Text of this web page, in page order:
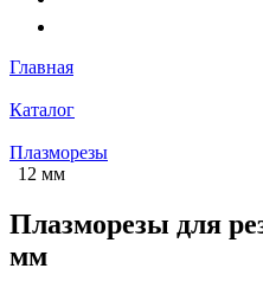
Главная
Каталог
Плазморезы
12 мм
Плазморезы для
мм